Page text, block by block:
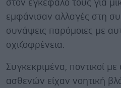
στον εγκέφαλό τους για
εμφάνισαν αλλαγές στη
συνάψεις παρόμοιες με
σχιζοφρένεια.
Συγκεκριμένα, ποντικοί
ασθενών είχαν νοητική